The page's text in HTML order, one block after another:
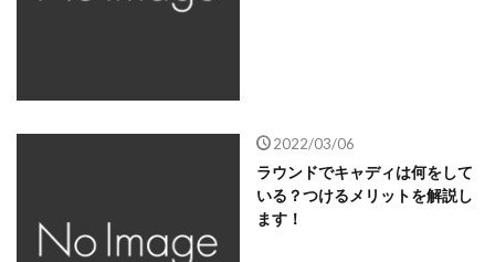
2022/03/06
ラウンドでキャディは何をして
いる？つけるメリットを解説し
ます！